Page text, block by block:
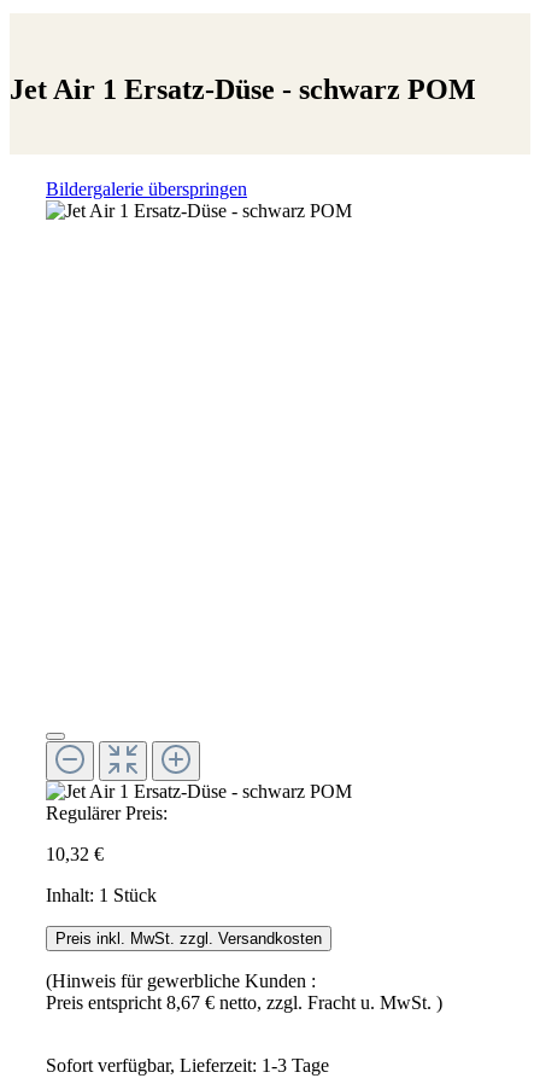
Jet Air 1 Ersatz-Düse - schwarz POM
Bildergalerie überspringen
Regulärer Preis:
10,32 €
Inhalt: 1 Stück
Preis inkl. MwSt. zzgl. Versandkosten
(Hinweis für gewerbliche Kunden :
Preis entspricht 8,67 € netto, zzgl. Fracht u. MwSt. )
Sofort verfügbar, Lieferzeit: 1-3 Tage